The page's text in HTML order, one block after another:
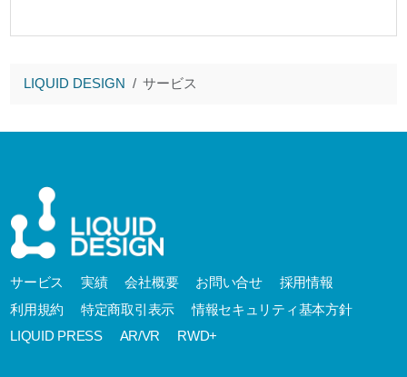
LIQUID DESIGN サービス
サービス 実績 会社概要 お問い合せ
採用情報
利用規約
特定商取引表示
情報セキュリティ基本方針
LIQUID PRESS
AR/VR RWD+